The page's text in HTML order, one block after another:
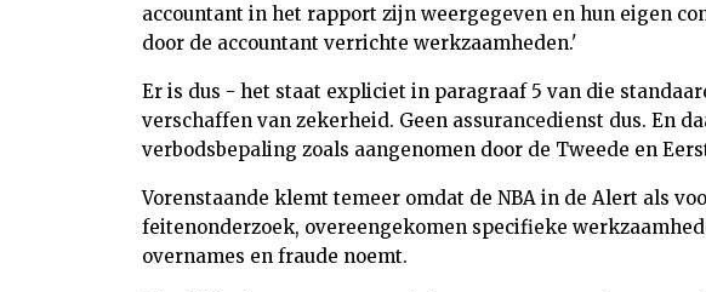
accountant in het rapport zijn weergegeven en hun eigen
door de accountant verrichte werkzaamheden.'
Er is dus - het staat expliciet in paragraaf 5 van die
verschaffen van zekerheid. Geen assurancedienst dus. En
verbodsbepaling zoals aangenomen door de Tweede en
Vorenstaande klemt temeer omdat de NBA in de Alert als
feitenonderzoek, overeengekomen specifieke
overnames en fraude noemt.